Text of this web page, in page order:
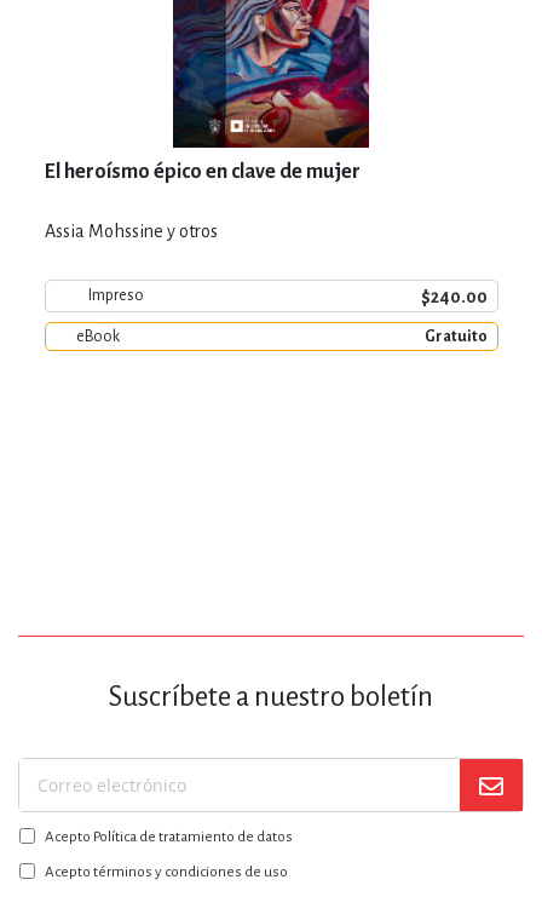
El heroísmo épico en clave de mujer
Assia Mohssine y otros
Impreso $240.00
eBook Gratuito
Suscríbete a nuestro boletín
Suscríbase
a
nuestro
boletín:
Acepto Política de tratamiento de datos
Acepto términos y condiciones de uso